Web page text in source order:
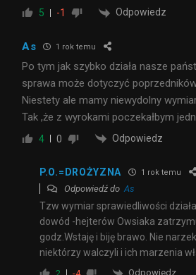
5 -1 Odpowiedz
As 1 rok temu
Po tym jak szybko działa nasze
sprawa może dotyczyć
Niestety ale mamy niewydolny
Tak ,że z wyrokami poczekałbym
4 0 Odpowiedz
P.O.=DROŻYZNA 1 rok temu
Odpowiedź do As
Tzw wymiar sprawiedliwości
dowód -hejterów Owsiaka
godz.Wstaję i biję brawo. Nie
niektórzy walczyli i ich marzenia
Odpowiedz